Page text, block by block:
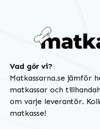
Vad gör vi?
Matkassarna.se jämför
matkassar och
om varje leverantör.
matkasse!